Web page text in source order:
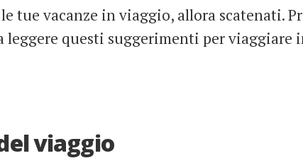
tue vacanze in viaggio, allora scatenati.
leggere questi suggerimenti per viaggiare
viaggio